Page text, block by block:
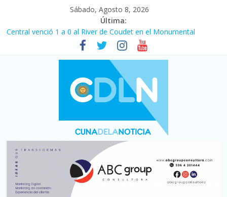
Sábado, Agosto 8, 2026
Última:
Central venció 1 a 0 al River de Coudet en el Monumental
La morosidad alcanzó su nivel más alto en dos décadas y ya
afecta a 400 mil deudores en Santa Fe
Desde que asumió Milei cerraron 41.000 kioscos: el sector
denuncia crisis como en 2001
Vacaciones de invierno con más movimiento y consumo
turístico: 4,6 millones de personas viajaron por el país, un 5,9%
Fuerte caída de la venta de autos usados en julio: bajó un 12,6%